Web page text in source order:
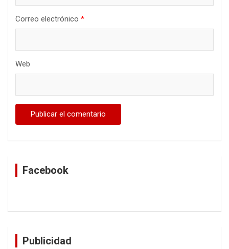
Correo electrónico *
Web
Facebook
Publicidad